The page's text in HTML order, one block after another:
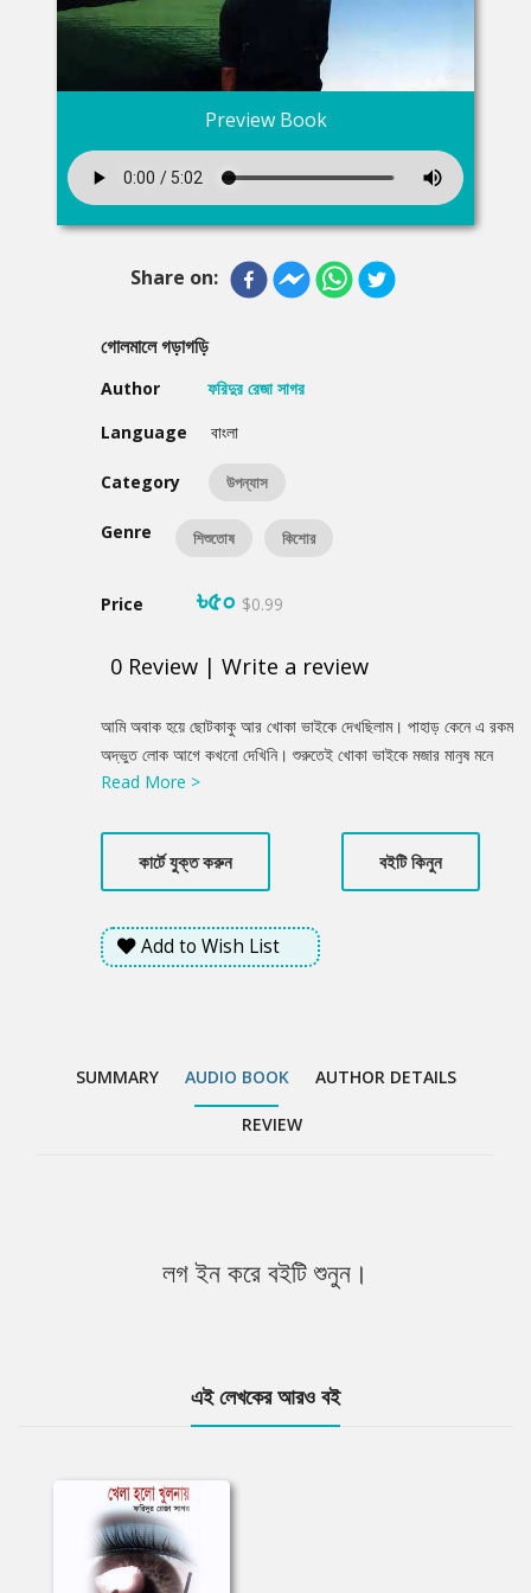
Preview Book
Share on:
গোলমালে গড়াগড়ি
Author
ফরিদুর রেজা সাগর
Language
বাংলা
Category উপন্যাস
Genre শিশুতোষ কিশোর
Price ৳৫০ $0.99
0 Review | Write a review
Product
Summery
আমি অবাক হয়ে ছোটকাকু আর খোকা ভাইকে দেখছিলাম। পাহাড় কেনে এ রকম
অদ্ভুত লোক আগে কখনো দেখিনি। শুরুতেই খোকা ভাইকে মজার মানুষ মনে
হয়েছে। শুধু কথায় নয়, চালচলনেও মজার। কারণ খোকা ভাই ছোটকাকুকে
বলেই একটু বিপদে পড়ে গেছেন তিনি। শেষ পর্যন্ত বৃষ্টির দিনেও রহস্য একটা
আমদানি হয়েই গেলো ছোটকাকুর কাছে।
Read More >
কার্টে যুক্ত করুন বইটি কিনুন
Add to Wish List
SUMMARY AUDIO BOOK AUTHOR DETAILS
REVIEW
লগ ইন করে বইটি শুনুন।
এই লেখকের আরও বই